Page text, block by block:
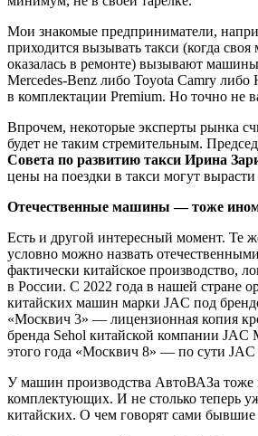
Мои знакомые предприниматели,
приходится вызывать такси (когда
оказалась в ремонте) вызывают
Mercedes-Benz либо Toyota Camry либо
в комплектации Premium. Но точно не
Впрочем, некоторые эксперты рынка
будет не таким стремительным.
Совета по развитию такси Ирина
цены на поездки в такси могут
Отечественные машины — тоже
Есть и другой интересный момент. Те
условно можно назвать
фактически китайское производство,
в России. С 2022 года в нашей стране
китайских машин марки JAC под
«Москвич 3» — лицензионная копия
бренда Sehol китайской компании JAC
этого года «Москвич 8» — по сути JAC
У машин производства АвтоВАЗа
комплектующих. И не столько теперь
китайских. О чем говорят сами